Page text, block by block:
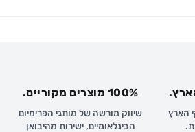
הארץ
100% מוצרים מקוריים.
שיווק מורשה של מותגי הפרימיום
הבינלאומיים, ישירות מהיבואן